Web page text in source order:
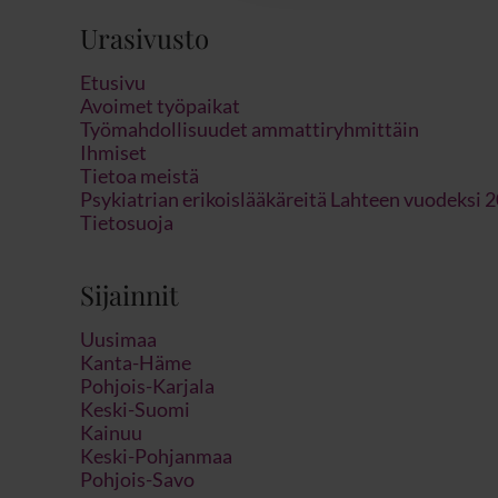
Urasivusto
Etusivu
Avoimet työpaikat
Työmahdollisuudet ammattiryhmittäin
Ihmiset
Tietoa meistä
Psykiatrian erikoislääkäreitä Lahteen vuodeksi
Tietosuoja
Sijainnit
Uusimaa
Kanta-Häme
Pohjois-Karjala
Keski-Suomi
Kainuu
Keski-Pohjanmaa
Pohjois-Savo